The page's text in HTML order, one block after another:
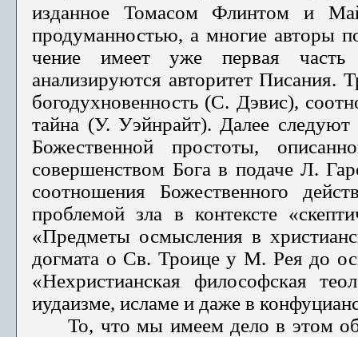
изданное Томасом Флинтом и
продуманностью, а многие авторы
чение имеет уже первая часть
анализируются авторитет
богодухновенность (С. Дэвис),
тайна (У. Уэй­нрайт). Далее
Божественной простоты,
совершенством Бога в подаче Л.
соотношения Божественного
проблемой зла в контексте
«Предметы осмысления в
догмата о Св. Троице у М. Рея до
«Нехристианская философская
иудаизме, исламе и даже в
То, что мы имеем дело в этом